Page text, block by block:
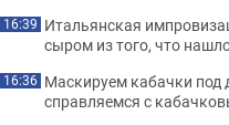
16:39 Итальянская
сыром из того, что
16:36 Маскируем кабачки под
справляемся с